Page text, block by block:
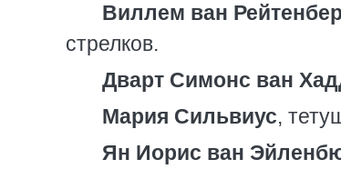
Виллем ван
стрелков.
Дварт Симонс ван
Мария Сильвиус,
Ян Иорис ван